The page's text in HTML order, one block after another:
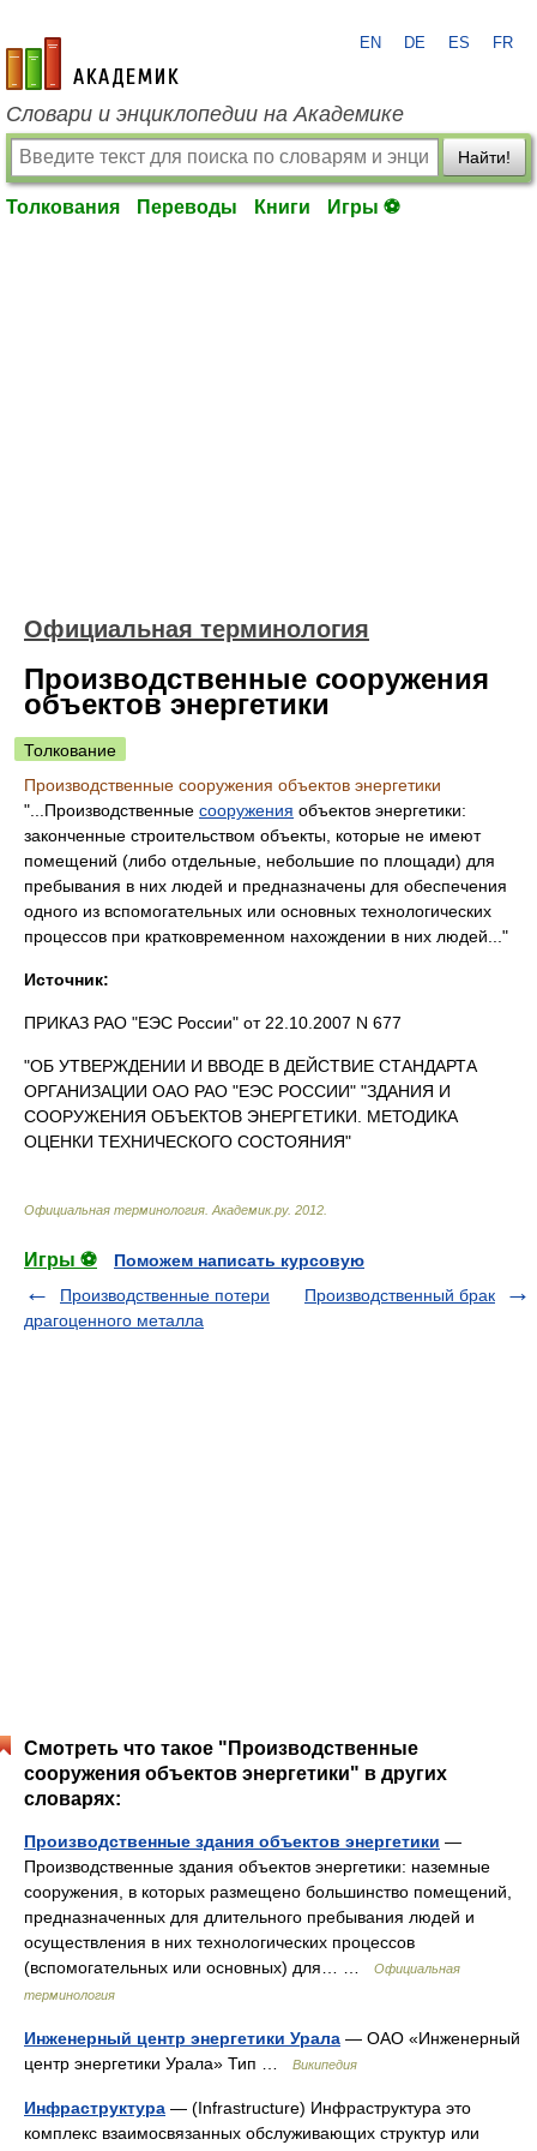
academic.ru
EN DE ES FR
Словари и энциклопедии на Академике
Найти!
Толкования Переводы Книги Игры ⚽
Официальная терминология
Производственные сооружения
объектов энергетики
Толкование
Производственные сооружения объектов энергетики
"...Производственные сооружения объектов энергетики:
законченные строительством объекты, которые не имеют
помещений (либо отдельные, небольшие по площади) для
пребывания в них людей и предназначены для обеспечения
одного из вспомогательных или основных технологических
процессов при кратковременном нахождении в них людей..."
Источник:
ПРИКАЗ РАО "ЕЭС России" от 22.10.2007 N 677
"ОБ УТВЕРЖДЕНИИ И ВВОДЕ В ДЕЙСТВИЕ СТАНДАРТА
ОРГАНИЗАЦИИ ОАО РАО "ЕЭС РОССИИ" "ЗДАНИЯ И
СООРУЖЕНИЯ ОБЪЕКТОВ ЭНЕРГЕТИКИ. МЕТОДИКА
ОЦЕНКИ ТЕХНИЧЕСКОГО СОСТОЯНИЯ"
Официальная терминология Академик.ру. 2012
Игры ⚽
Поможем написать курсовую
Производственные потери
драгоценного металла
Производственный брак
Смотреть что такое "Производственные
сооружения объектов энергетики" в других
словарях:
Производственные здания объектов энергетики —
Производственные здания объектов энергетики: наземные
сооружения, в которых размещено большинство помещений,
предназначенных для длительного пребывания людей и
осуществления в них технологических процессов
(вспомогательных или основных) для… …
Официальная
терминология
Инженерный центр энергетики Урала — ОАО «Инженерный
центр энергетики Урала» Тип …
Википедия
Инфраструктура — (Infrastructure) Инфраструктура это
комплекс взаимосвязанных обслуживающих структур или